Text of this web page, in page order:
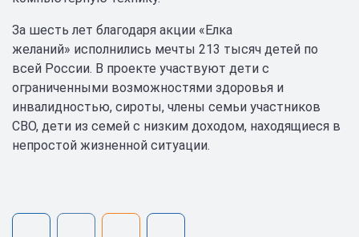
За шесть лет благодаря акции «Елка
желаний» исполнились мечты 213 тысяч детей по
всей России. В проекте участвуют дети с
ограниченными возможностями здоровья и
инвалидностью, сироты, члены семьи участников
СВО, дети из семей с низким доходом, находящиеся в
непростой жизненной ситуации.